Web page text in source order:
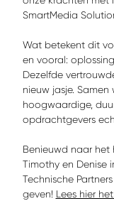
SmartMedia
Wat betekent dit
en vooral:
Dezelfde
nieuw jasje. Samen
hoogwaardige,
opdrachtgevers
Benieuwd naar het
Timothy en Denise
Technische
geven! Lees hier